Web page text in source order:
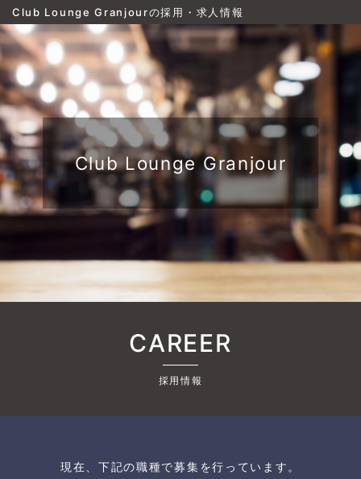
Club Lounge Granjourの採用・求人情報
Club Lounge Granjour
CAREER
採用情報
現在、下記の職種で募集を行っています。